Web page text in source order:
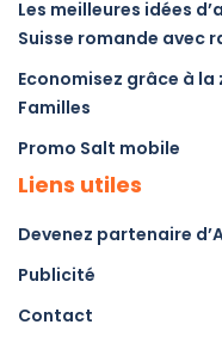
Les meilleures idées
Suisse romande avec
Economisez grâce à
Familles
Promo Salt mobile
Liens utiles
Devenez partenaire
Publicité
Contact